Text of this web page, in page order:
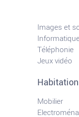
Images et
Téléphonie
Jeux vidéo
Habitation
Mobilier